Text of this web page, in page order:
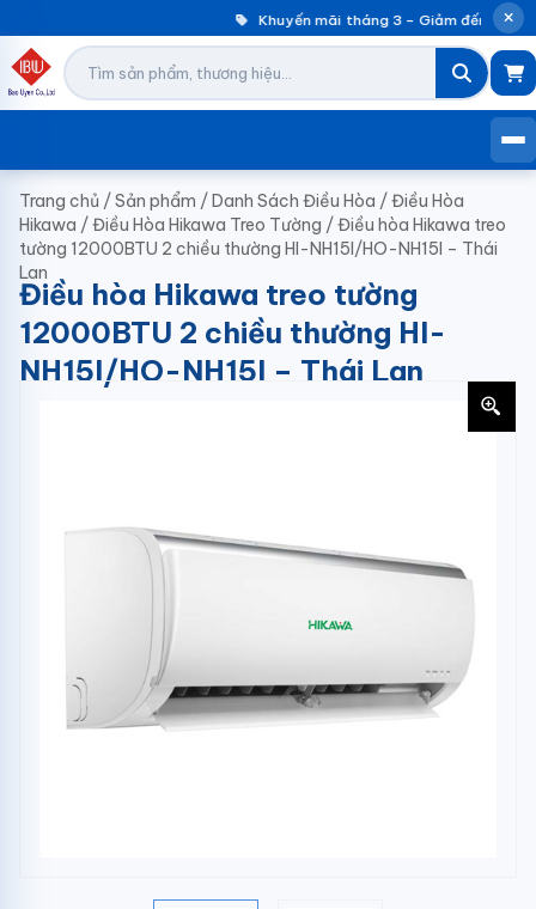
Khuyến mãi tháng 3 – Giảm đến
Trang chủ /Sản phẩm /Danh Sách Điều Hòa /Điều Hòa
Hikawa /Điều Hòa Hikawa Treo Tường /Điều hòa Hikawa treo
tường 12000BTU 2 chiều thường HI-NH15I/HO-NH15I – Thái
Lan
Điều hòa Hikawa treo tường
12000BTU 2 chiều thường HI-
NH15I/HO-NH15I – Thái Lan